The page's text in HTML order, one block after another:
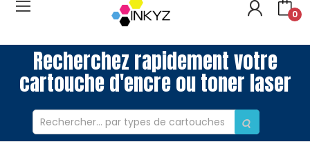
0
Recherchez rapidement votre
cartouche d'encre ou toner laser